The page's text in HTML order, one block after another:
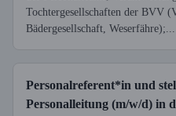
Tochtergesellschaften der BVV
Bädergesellschaft, Weserfähre);...
Personalreferent*in und
Personalleitung (m/w/d) in